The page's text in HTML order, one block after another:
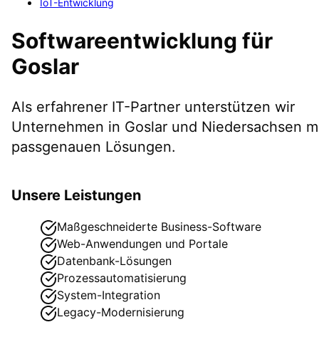
IoT-Entwicklung
Softwareentwicklung für
Goslar
Als erfahrener IT-Partner unterstützen wir
Unternehmen in Goslar und Niedersachsen
passgenauen Lösungen.
Unsere Leistungen
Maßgeschneiderte Business-Software
Web-Anwendungen und Portale
Datenbank-Lösungen
Prozessautomatisierung
System-Integration
Legacy-Modernisierung